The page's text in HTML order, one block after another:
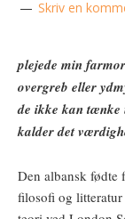
Skriv en
plejede min
overgreb eller
de ikke kan tænke
kalder det
Den albansk fødte
filosofi og